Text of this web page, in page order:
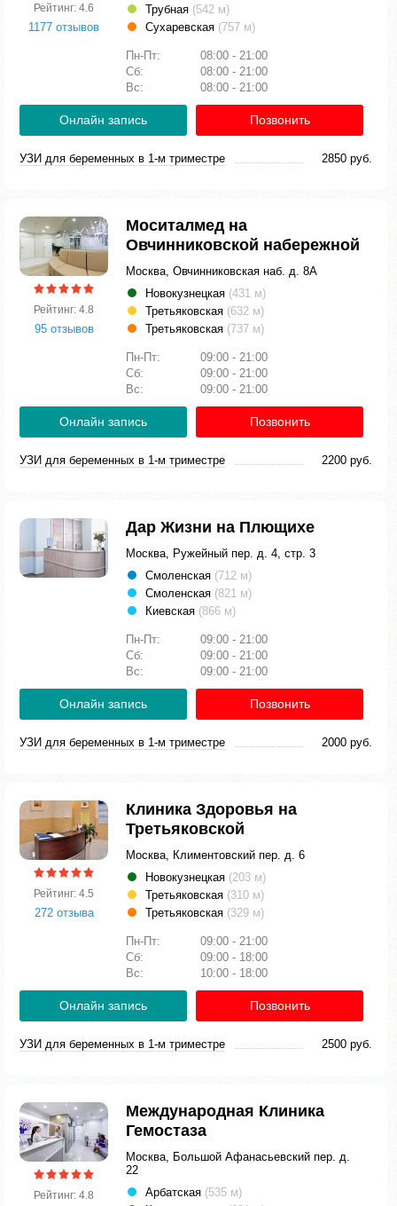
Рейтинг: 4.6
1177 отзывов
Трубная (542 м)
Сухаревская (757 м)
Пн-Пт:
08:00 - 21:00
Сб:
08:00 - 21:00
Вс:
08:00 - 21:00
Онлайн запись Позвонить
УЗИ для беременных в 1-м триместре 2850 руб.
Рейтинг: 4.8
95 отзывов
Моситалмед на
Овчинниковской набережной
Москва, Овчинниковская наб. д. 8А
Новокузнецкая (431 м)
Третьяковская (632 м)
Третьяковская (737 м)
Пн-Пт:
09:00 - 21:00
Сб:
09:00 - 21:00
Вс:
09:00 - 21:00
Онлайн запись Позвонить
УЗИ для беременных в 1-м триместре 2200 руб.
Дар Жизни на Плющихе
Москва, Ружейный пер. д. 4, стр. 3
Смоленская (712 м)
Смоленская (821 м)
Киевская (866 м)
Пн-Пт:
09:00 - 21:00
Сб:
09:00 - 21:00
Вс:
09:00 - 21:00
Онлайн запись Позвонить
УЗИ для беременных в 1-м триместре 2000 руб.
Рейтинг: 4.5
272 отзыва
Клиника Здоровья на
Третьяковской
Москва, Климентовский пер. д. 6
Новокузнецкая (203 м)
Третьяковская (310 м)
Третьяковская (329 м)
Пн-Пт:
09:00 - 21:00
Сб:
09:00 - 18:00
Вс:
10:00 - 18:00
Онлайн запись Позвонить
УЗИ для беременных в 1-м триместре 2500 руб.
Рейтинг: 4.8
Международная Клиника
Гемостаза
Москва, Большой Афанасьевский пер. д.
22
Арбатская (535 м)